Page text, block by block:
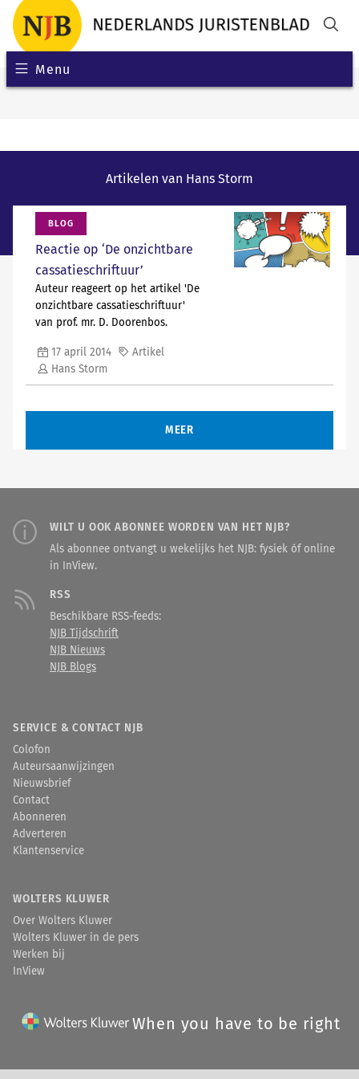
Menu
Artikelen van Hans Storm
BLOG
Reactie op ‘De onzichtbare
cassatieschriftuur’
Auteur reageert op het artikel 'De
onzichtbare cassatieschriftuur'
van prof. mr. D. Doorenbos.
17 april 2014
Artikel
Hans Storm
MEER
WILT U OOK ABONNEE WORDEN VAN HET NJB?
Als abonnee ontvangt u wekelijks het NJB: fysiek óf online
in InView.
RSS
Beschikbare RSS-feeds:
NJB Tijdschrift
NJB Nieuws
NJB Blogs
SERVICE & CONTACT NJB
Colofon
Auteursaanwijzingen
Nieuwsbrief
Contact
Abonneren
Adverteren
Klantenservice
WOLTERS KLUWER
Over Wolters Kluwer
Wolters Kluwer in de pers
Werken bij
InView
When you have to be right